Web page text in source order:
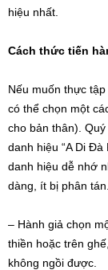
hiệu nhất.
Cách thức tiến
Nếu muốn thực
có thể chọn một
cho bản thân).
danh hiệu “A Di
danh hiệu dễ nhớ
dàng, ít bị phân
– Hành giả chọn
thiền hoặc trên
không ngồi được.